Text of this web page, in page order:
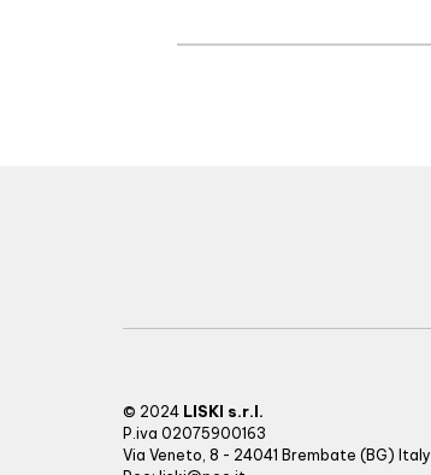
© 2024 LISKI s.r.l.
P.iva 02075900163
Via Veneto, 8 - 24041 Brembate (BG) Italy